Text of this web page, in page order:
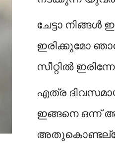
ചേട്ടാ നിങ്ങൾ
ഇരിക്കുമോ
സീറ്റിൽ
എത്ര
ഇങ്ങനെ ഒന്ന്